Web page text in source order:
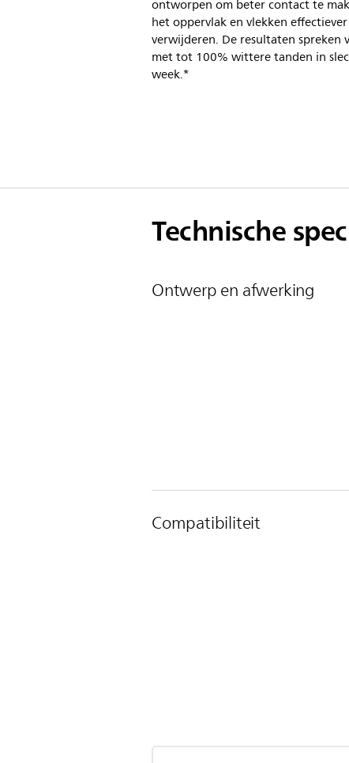
ontworpen om beter contact te
het oppervlak en vlekken
verwijderen. De resultaten spreken
met tot 100% wittere tanden in
week.*
Technische
Ontwerp en afwerking
Compatibiliteit